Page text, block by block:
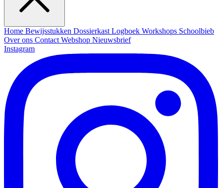
Home Bewijsstukken Dossierkast Logboek Workshops Schoolbieb
Over ons Contact Webshop Nieuwsbrief
Instagram